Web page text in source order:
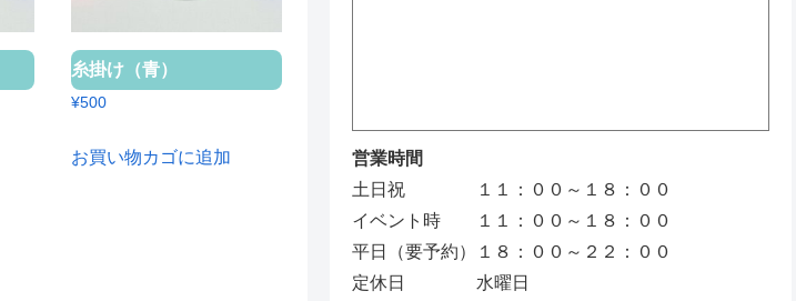
糸掛け（青）
¥500
お買い物カゴに追加
営業時間
土日祝 １１：００～１８：００
イベント時 １１：００～１８：００
平日（要予約）１８：００～２２：００
定休日 水曜日